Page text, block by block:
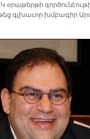
գլխա­ւոր խմբա­գիր